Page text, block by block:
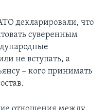
декларировали, что
суверенным
не вступать, а
– кого принимать